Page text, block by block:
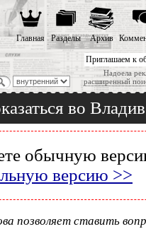
Приглашаем к
Надоела
расширенный
Главная Разделы Архив
во
обычную
версию >>
позволяет ставить